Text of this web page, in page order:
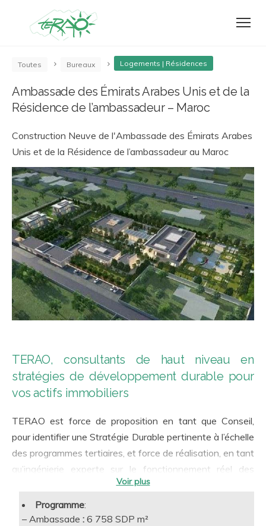
Toutes Bureaux Logements | Résidences
Ambassade des Émirats Arabes Unis et de la
Résidence de l’ambassadeur – Maroc
Construction Neuve de l'Ambassade des Émirats Arabes
Unis et de la Résidence de l’ambassadeur au Maroc
TERAO, consultants de haut niveau en
stratégies de développement durable pour
vos actifs immobiliers
TERAO est force de proposition en tant que Conseil,
pour identifier une Stratégie Durable pertinente à l’échelle
des programmes tertiaires, et force de réalisation, en tant
qu’ingénierie experte sur le fonctionnement réel des
mire la qualité d’usage et la performance en exploitation.
A ce titre, chaque disposition environnementale est jugée
Programme:
– Ambassade : 6 758 SDP m²